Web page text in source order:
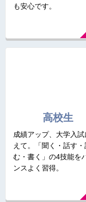
も安心です。
高校生
成績アップ、大学入
えて。「聞く・話す・
む・書く」の4技能を
ンスよく習得。